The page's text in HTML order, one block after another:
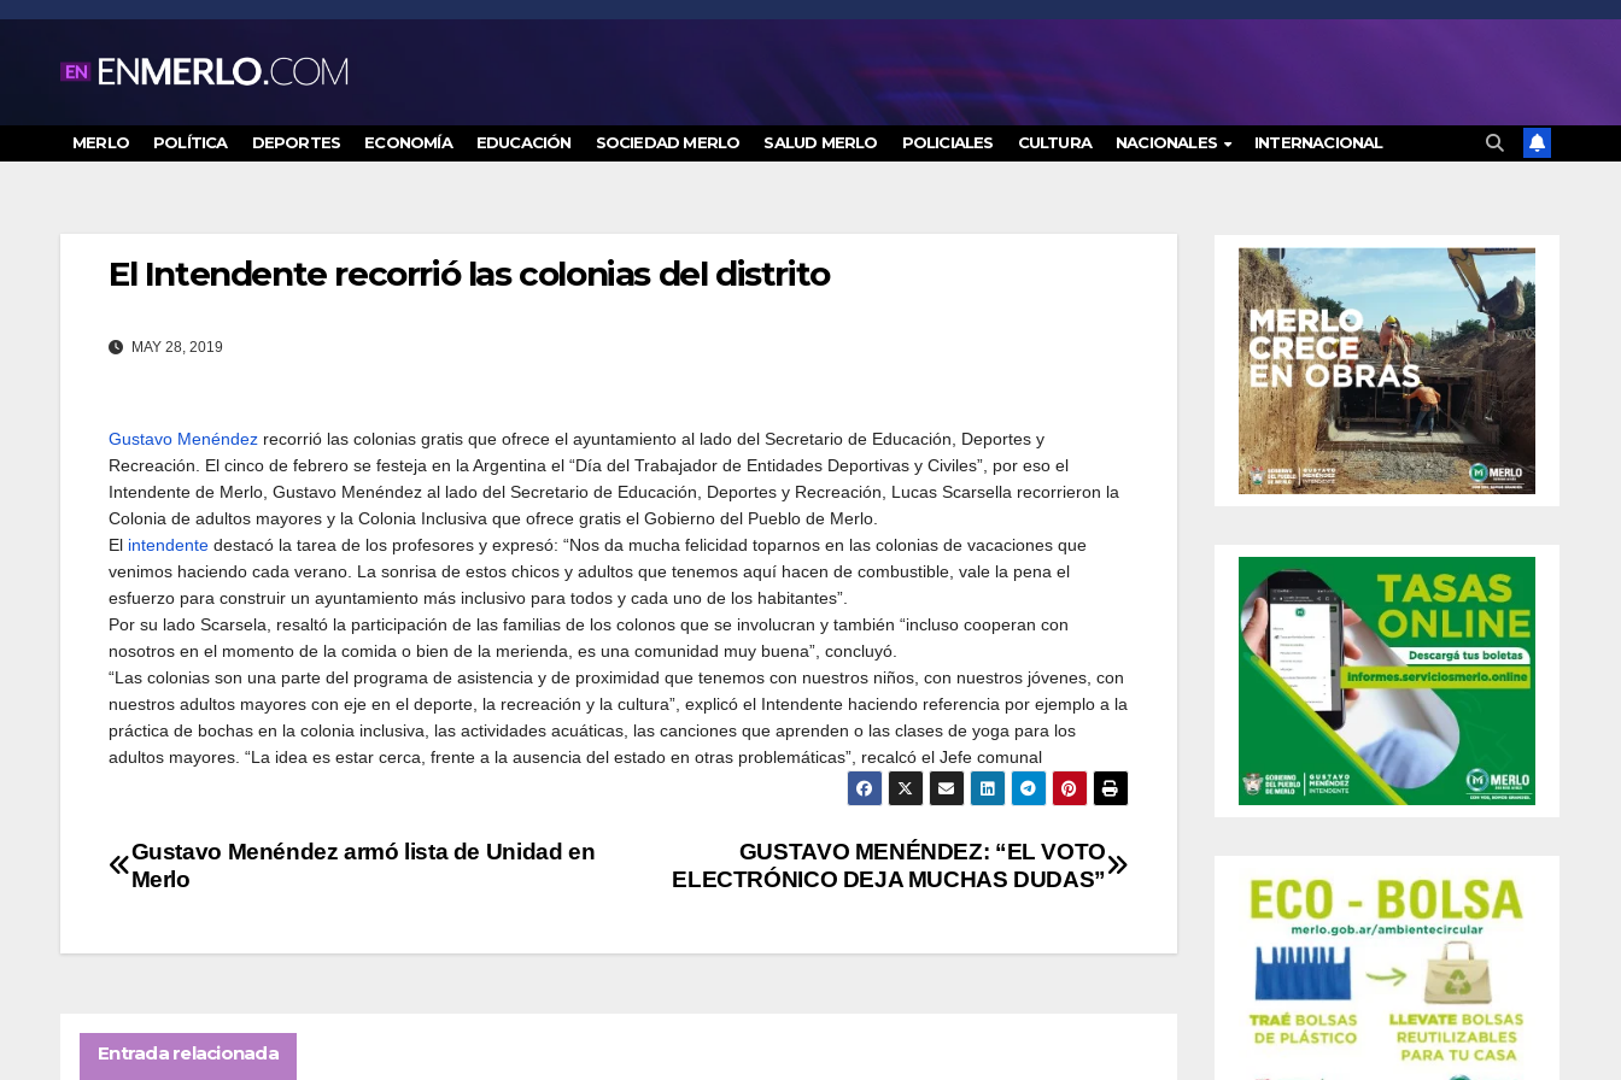
Saltar
contenido
MERLO POLÍTICA DEPORTES ECONOMÍA EDUCACIÓN SOCIEDAD MERLO SALUD MERLO POLICIALES CULTURA NACIONALES INTERNACIONAL
El Intendente recorrió las colonias del distrito
MAY 28, 2019
Gustavo Menéndez recorrió las colonias gratis que ofrece el ayuntamiento al lado del Secretario de Educación, Deportes y
Recreación. El cinco de febrero se festeja en la Argentina el “Día del Trabajador de Entidades Deportivas y Civiles”, por eso el
Intendente de Merlo, Gustavo Menéndez al lado del Secretario de Educación, Deportes y Recreación, Lucas Scarsella recorrieron la
Colonia de adultos mayores y la Colonia Inclusiva que ofrece gratis el Gobierno del Pueblo de Merlo.
El intendente destacó la tarea de los profesores y expresó: “Nos da mucha felicidad toparnos en las colonias de vacaciones que
venimos haciendo cada verano. La sonrisa de estos chicos y adultos que tenemos aquí hacen de combustible, vale la pena el
esfuerzo para construir un ayuntamiento más inclusivo para todos y cada uno de los habitantes”.
Por su lado Scarsela, resaltó la participación de las familias de los colonos que se involucran y también “incluso cooperan con
nosotros en el momento de la comida o bien de la merienda, es una comunidad muy buena”, concluyó.
“Las colonias son una parte del programa de asistencia y de proximidad que tenemos con nuestros niños, con nuestros jóvenes, con
nuestros adultos mayores con eje en el deporte, la recreación y la cultura”, explicó el Intendente haciendo referencia por ejemplo a la
práctica de bochas en la colonia inclusiva, las actividades acuáticas, las canciones que aprenden o las clases de yoga para los
adultos mayores. “La idea es estar cerca, frente a la ausencia del estado en otras problemáticas”, recalcó el Jefe comunal
Navegación
entradas
GUSTAVO MENÉNDEZ: “EL VOTO
ELECTRÓNICO DEJA MUCHAS DUDAS”
Gustavo Menéndez armó lista de Unidad en
Merlo
Entrada relacionada